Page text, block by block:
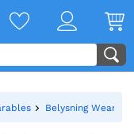
Belysning